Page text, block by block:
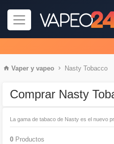
Vaper y vapeo Nasty Tobacco
Comprar Nasty
La gama de tabaco de Nasty es el nuevo
0 Productos